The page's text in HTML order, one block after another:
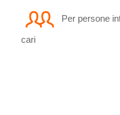
Per persone
cari